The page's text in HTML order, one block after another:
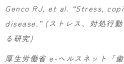
Genco RJ, et al. “Stress,
disease.” (ストレス、対処行
る研究)
厚生労働省 e-ヘルスネット「歯